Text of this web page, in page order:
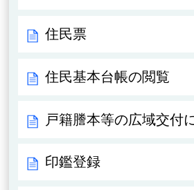
住民票
住民基本台帳の閲覧
戸籍謄本等の広域交付
印鑑登録